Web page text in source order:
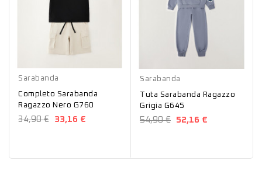
Sarabanda
Completo Sarabanda
Ragazzo Nero G760
34,90 € 33,16 €
Sarabanda
Tuta Sarabanda Ragazzo
Grigia G645
54,90 € 52,16 €